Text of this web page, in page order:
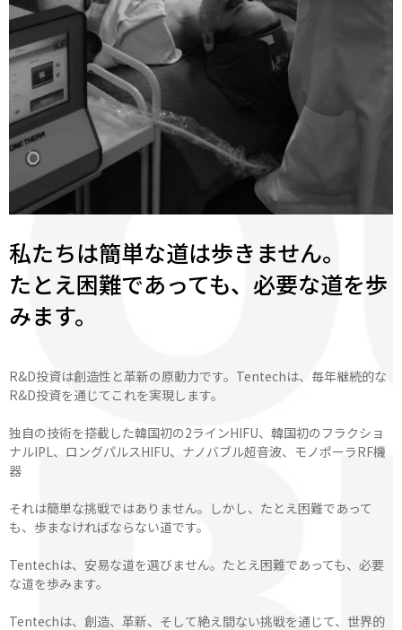
私たちは簡単な道は歩きません。
たとえ困難であっても、必要な道を歩
みます。
R&D投資は創造性と革新の原動力です。Tentechは、毎年継続的な
R&D投資を通じてこれを実現します。
独自の技術を搭載した韓国初の2ラインHIFU、韓国初のフラクショ
ナルIPL、ロングパルスHIFU、ナノバブル超音波、モノポーラRF機
器
それは簡単な挑戦ではありません。しかし、たとえ困難であって
も、歩まなければならない道です。
Tentechは、安易な道を選びません。たとえ困難であっても、必要
な道を歩みます。
Tentechは、創造、革新、そして絶え間ない挑戦を通じて、世界的